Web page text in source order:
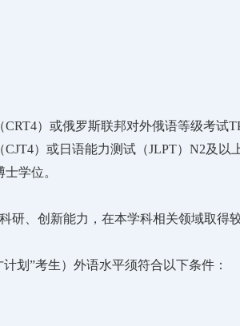
）或俄罗斯联邦对外俄语等级考试
）或日语能力测试（JLPT）N2及以上
学位。
、创新能力，在本学科相关领域取得
划”考生）外语水平须符合以下条件：